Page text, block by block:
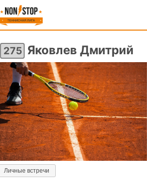
275 Яковлев Дмитрий
Личные встречи